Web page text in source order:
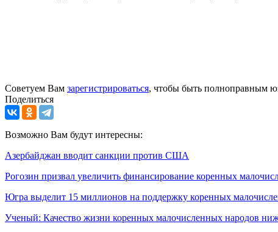
Советуем Вам зарегистрироваться, чтобы быть полноправным
Поделиться
Возможно Вам будут интересны:
Азербайджан вводит санкции против США
Рогозин призвал увеличить финансирование коренных
Югра выделит 15 миллионов на поддержку коренных
Ученый: Качество жизни коренных малочисленных народов